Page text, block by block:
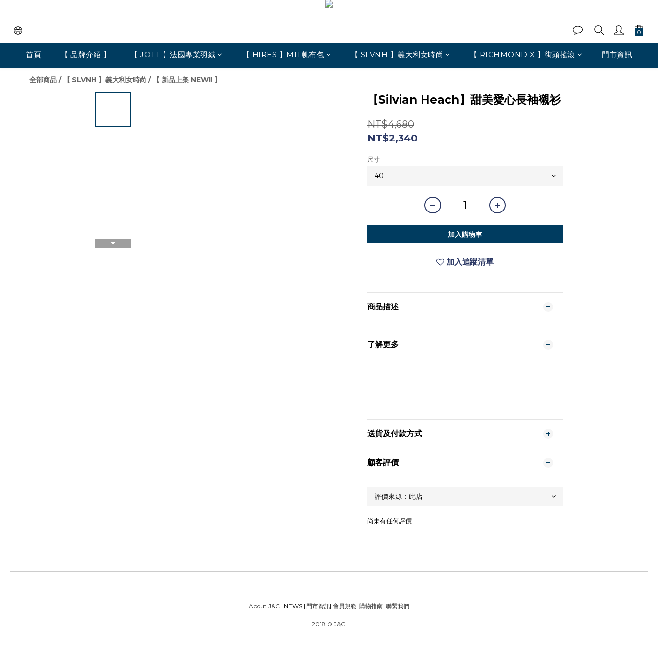
首頁 【 品牌介紹 】 【 JOTT 】法國專業羽絨 【 HIRES 】MIT帆布包 【 SLVNH 】義大利女時尚 【 RICHMOND X 】街頭搖滾 門市資訊
全部商品 / 【 SLVNH 】義大利女時尚 / 【 新品上架 NEW!! 】
【Silvian Heach】甜美愛心長袖襯衫
NT$4,680
NT$2,340
尺寸
加入購物車
加入追蹤清單
商品描述
了解更多
送貨及付款方式
顧客評價
尚未有任何評價
About J&C | NEWS | 門市資訊| 會員規範| 購物指南 |聯繫我們
2018 © J&C